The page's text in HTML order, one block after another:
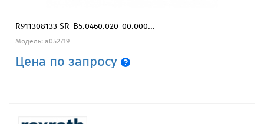
R911308133 SR-B5.0460.020-00.000...
Модель: a052719
Цена по запросу